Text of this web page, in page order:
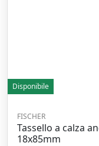
Disponibile
FISCHER
Tassello a calza
18x85mm